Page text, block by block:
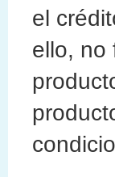
el
ello, no